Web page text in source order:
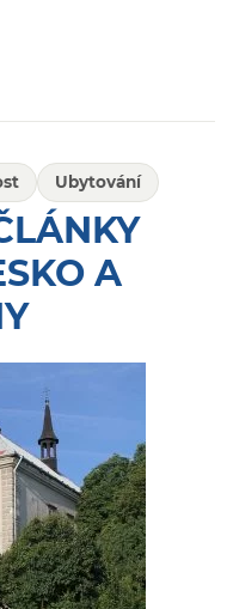
Ubytování
A